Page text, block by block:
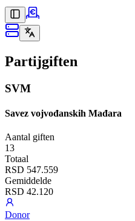
Partijgiften
SVM
Savez vojvođanskih Mađara
Aantal giften
13
Totaal
RSD 547.559
Gemiddelde
RSD 42.120
Donor